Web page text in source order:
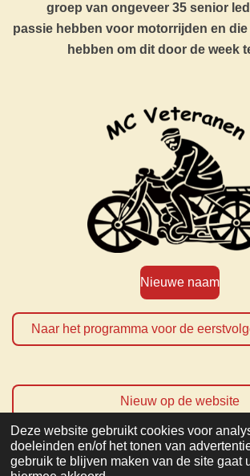
Deze website gebruikt cookies voor
doeleinden en/of het tonen van
gebruik te blijven maken van de site gaat
groep van ongeveer 35 senior
passie hebben voor motorrijden en
hebben om dit door de week
Nieuwe naam
Naar het programma voor de
Nieuw op de website
TOP